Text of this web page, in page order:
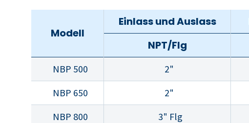
Modell
Einlass und Auslass
NPT/Flg
NBP 500 2"
NBP 650
2"
NBP 800
3" Flg